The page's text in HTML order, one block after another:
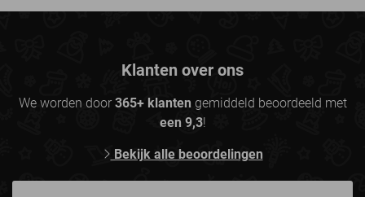
Klanten over ons
We worden door 365+ klantengemiddeld beoordeeld met
een 9,3!
Bekijk alle beoordelingen